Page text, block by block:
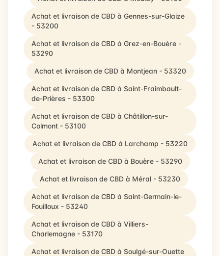
Achat et livraison de CBD à Gennes-sur-Glaize
- 53200
Achat et livraison de CBD à Grez-en-Bouère -
53290
Achat et livraison de CBD à Montjean - 53320
Achat et livraison de CBD à Saint-Fraimbault-
de-Prières - 53300
Achat et livraison de CBD à Châtillon-sur-
Colmont - 53100
Achat et livraison de CBD à Larchamp - 53220
Achat et livraison de CBD à Bouère - 53290
Achat et livraison de CBD à Méral - 53230
Achat et livraison de CBD à Saint-Germain-le-
Fouilloux - 53240
Achat et livraison de CBD à Villiers-
Charlemagne - 53170
Achat et livraison de CBD à Soulgé-sur-Ouette